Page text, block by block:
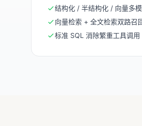
结构化 / 半结构化 / 向量多
向量检索 + 全文检索双路召
标准 SQL 消除繁重工具调用